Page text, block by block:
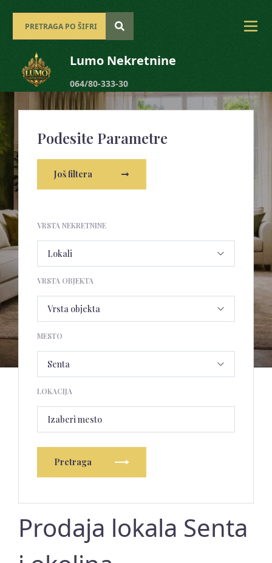
Lumo Nekretnine
064/80-333-30
Podesite Parametre
Još filtera
VRSTA NEKRETNINE
VRSTA OBJEKTA
MESTO
LOKACIJA
Izaberi mesto
Pretraga
Prodaja lokala Senta